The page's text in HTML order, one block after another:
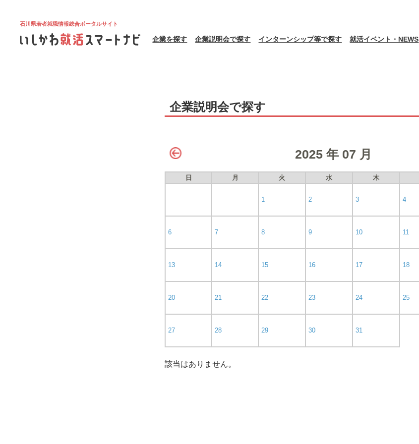
石川県若者就職情報総合ポータルサイト
企業を探す 企業説明会で探す インターンシップ等で探す 就活イベント・NEWS
企業説明会で探す
2025 年 07 月
日 月 火 水 木
1 2 3 4
6 7 8 9 10 11
13 14 15 16 17 18
20 21 22 23 24 25
27 28 29 30 31
該当はありません。